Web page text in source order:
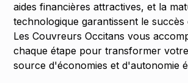
aides financières attractives, et la
technologique garantissent le
Les Couvreurs Occitans vous
chaque étape pour transformer
source d'économies et d'autonomie